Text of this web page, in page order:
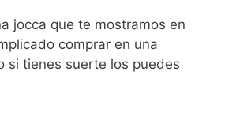
jocca que te mostramos en
comprar en una
si tienes suerte los puedes